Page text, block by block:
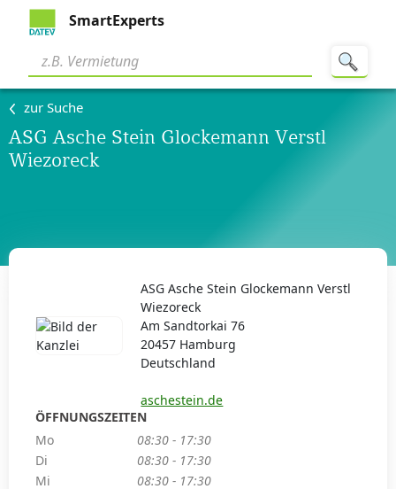
SmartExperts
zur Suche
ASG Asche Stein Glockemann Verstl
Wiezoreck
ASG Asche Stein Glockemann Verstl
Wiezoreck
Am Sandtorkai 76
20457 Hamburg
Deutschland
aschestein.de
ÖFFNUNGSZEITEN
Mo
08:30 - 17:30
Di
08:30 - 17:30
Mi
08:30 - 17:30